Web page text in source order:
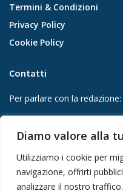
Diamo valore alla
Utilizziamo i cookie per
navigazione, offrirti
analizzare il nostro
Termini & Condizioni
Privacy Policy
Cookie Policy
Contatti
Per parlare con la redazione: